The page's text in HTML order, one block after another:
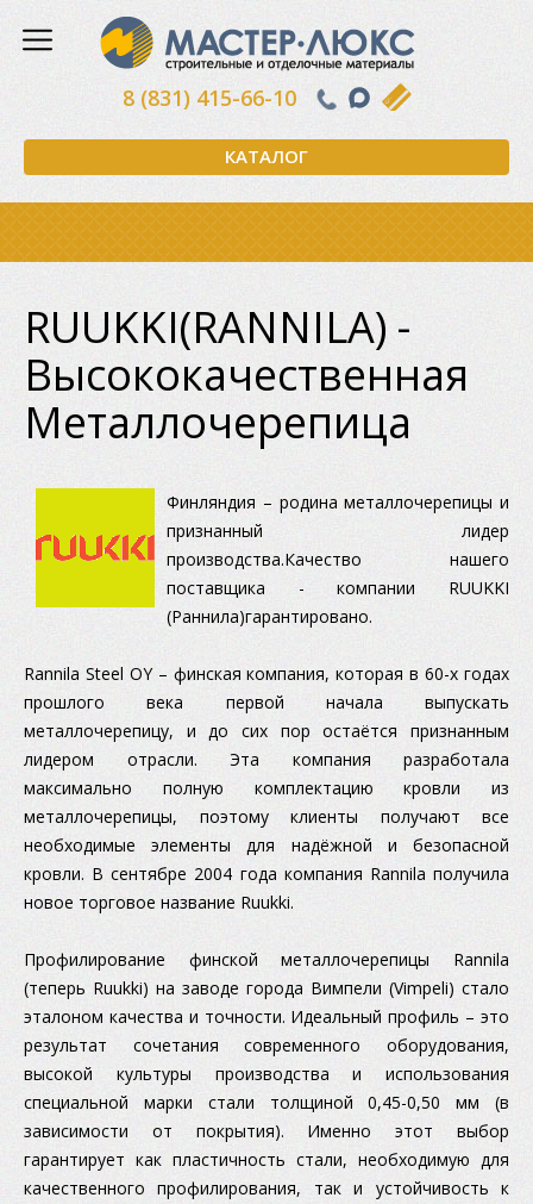
КАТАЛОГ
8 (831) 415-66-10
RUUKKI(RANNILA) -
Высококачественная
Металлочерепица
Финляндия – родина металлочерепицы и
признанный лидер
производства.Качество нашего
поставщика - компании RUUKKI
(Раннила)гарантировано.
Rannila Steel OY – финская компания, которая в 60-х годах
прошлого века первой начала выпускать
металлочерепицу, и до сих пор остаётся признанным
лидером отрасли. Эта компания разработала
максимально полную комплектацию кровли из
металлочерепицы, поэтому клиенты получают все
необходимые элементы для надёжной и безопасной
кровли. В сентябре 2004 года компания Rannila получила
новое торговое название Ruukki.
Профилирование финской металлочерепицы Rannila
(теперь Ruukki) на заводе города Вимпели (Vimpeli) стало
эталоном качества и точности. Идеальный профиль – это
результат сочетания современного оборудования,
высокой культуры производства и использования
специальной марки стали толщиной 0,45-0,50 мм (в
зависимости от покрытия). Именно этот выбор
гарантирует как пластичность стали, необходимую для
качественного профилирования, так и устойчивость к